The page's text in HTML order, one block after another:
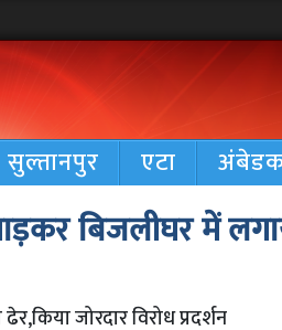
सुल्तानपुर एटा
बिजलीघर में
जोरदार विरोध प्रदर्शन